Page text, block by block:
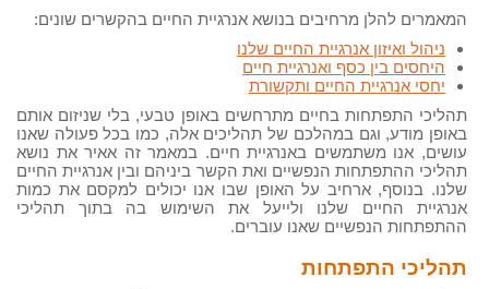
המאמרים להלן מרחיבים בנושא אנרגיית החיים בהקשרים שונים:
ניהול ואיזון אנרגיית החיים שלנו
היחסים בין כסף ואנרגיית חיים
יחסי אנרגיית החיים ותקשורת
תהליכי התפתחות בחיים מתרחשים באופן טבעי, בלי שניזום אותם
באופן מודע, וגם במהלכם של תהליכים אלה, כמו בכל פעולה שאנו
עושים, אנו משתמשים באנרגיית חיים. במאמר זה אאיר את נושא
תהליכי ההתפתחות הנפשיים ואת הקשר ביניהם ובין אנרגיית החיים
שלנו. בנוסף, ארחיב על האופן שבו אנו יכולים למקסם את כמות
אנרגיית החיים שלנו ולייעל את השימוש בה בתוך תהליכי
ההתפתחות הנפשיים שאנו עוברים.
תהליכי התפתחות